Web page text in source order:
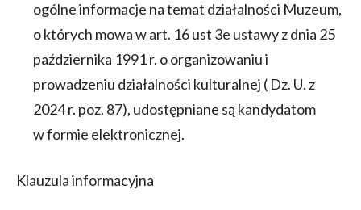
ogólne informacje na temat działalności Muzeum,
o których mowa w art. 16 ust 3e ustawy z dnia 25
października 1991 r. o organizowaniu i
prowadzeniu działalności kulturalnej ( Dz. U. z
2024 r. poz. 87), udostępniane są kandydatom
w formie elektronicznej.
Klauzula informacyjna